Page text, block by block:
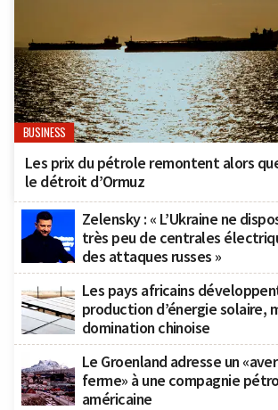
BUSINESS
Les prix du pétrole remontent alors
le détroit d’Ormuz
Zelensky : « L’Ukraine ne
très peu de centrales
des attaques russes »
Les pays africains
production d’énergie solaire,
domination chinoise
Le Groenland adresse un
ferme» à une compagnie
américaine